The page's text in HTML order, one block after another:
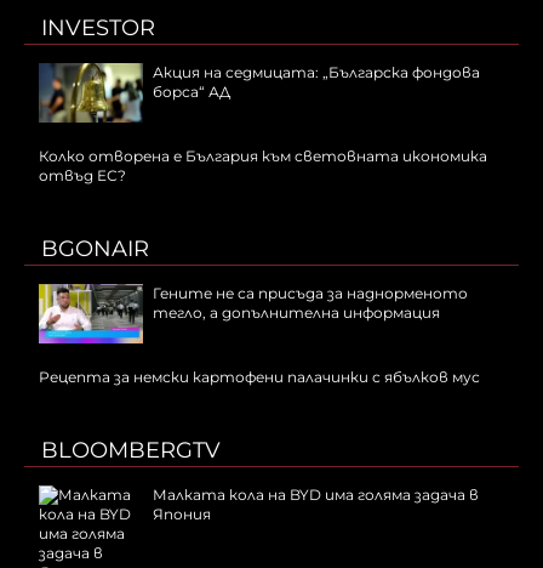
INVESTOR
Акция на седмицата: „Българска фондова
борса“ АД
Колко отворена е България към световната икономика
отвъд ЕС?
BGONAIR
Гените не са присъда за наднорменото
тегло, а допълнителна информация
Рецепта за немски картофени палачинки с ябълков мус
BLOOMBERGTV
Малката кола на BYD има голяма задача в
Япония